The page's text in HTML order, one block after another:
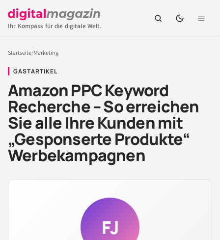
Ihr Kompass für die digitale Welt.
Startseite/Marketing
GASTARTIKEL
Amazon PPC Keyword
Recherche – So erreichen
Sie alle Ihre Kunden mit
„Gesponserte Produkte“
Werbekampagnen
FJ